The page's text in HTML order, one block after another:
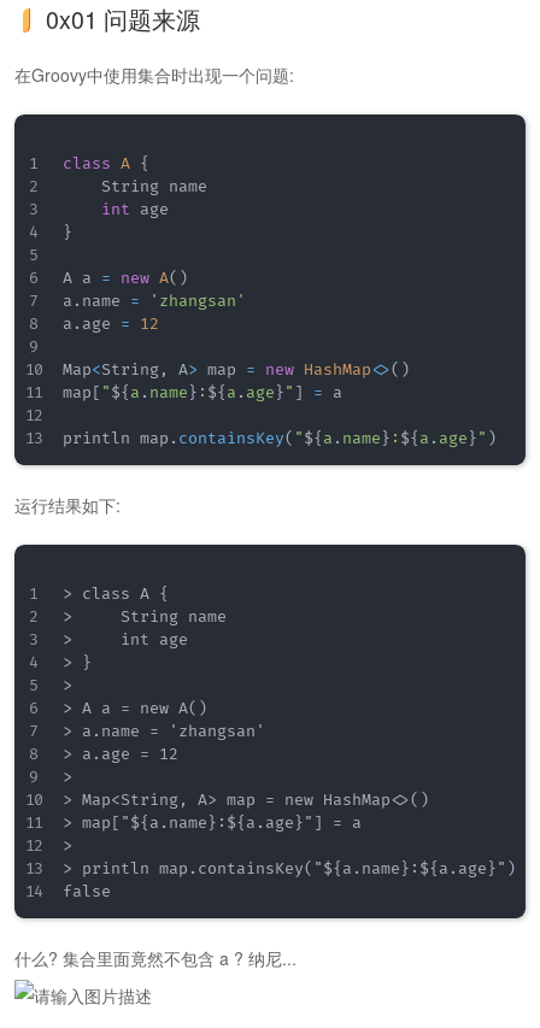
0x01 问题来源
在Groovy中使用集合时出现一个问题:
class A {
    String name
int
}
A a = new A( )
a . name =
'zhangsan'
a . age = 12
Map<String, A> map = new HashMap<>( )
map [ "${ a . name } : ${ a . age }" ] = a
println map . containsKey( "${ a . name } : ${ a . age }" )
运行结果如下:
> class A {
>     String name
>     int age
> }
>
> A a = new A()
> a.name = 'zhangsan'
> a.age = 12
>
> Map<String, A> map = new HashMap<>()
> map["${a.name}:${a.age}"] = a
>
> println map.containsKey("${a.name}:${a.age}")
什么? 集合里面竟然不包含 a ? 纳尼...